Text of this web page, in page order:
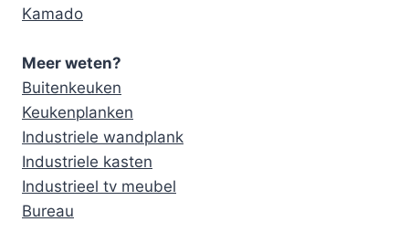
Kamado
Meer weten?
Buitenkeuken
Keukenplanken
Industriele wandplank
Industriele kasten
Industrieel tv meubel
Bureau